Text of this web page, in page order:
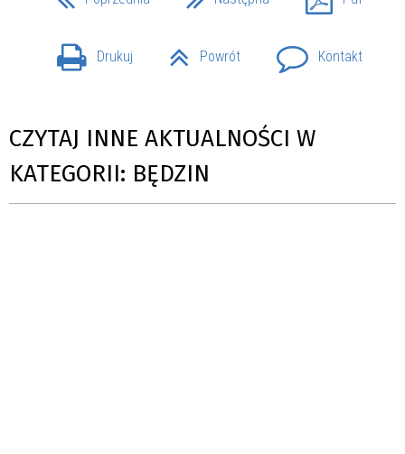
Drukuj Powrót Kontakt
CZYTAJ INNE AKTUALNOŚCI W
KATEGORII: BĘDZIN